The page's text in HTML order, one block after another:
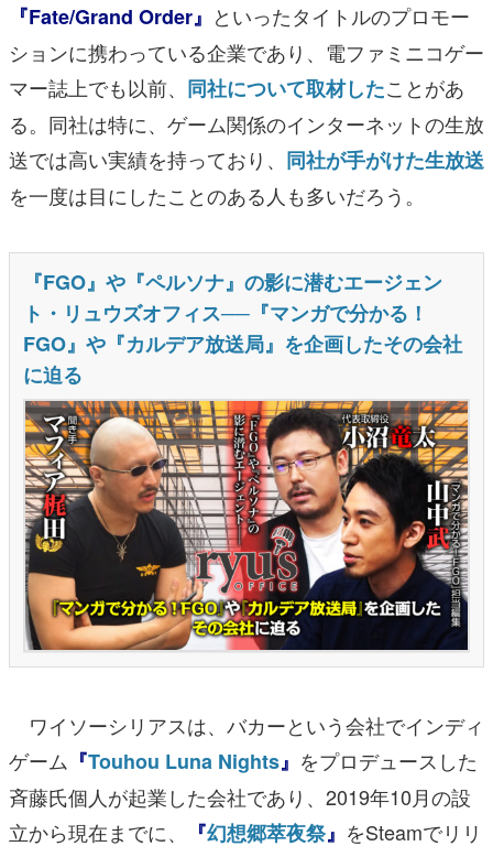
『Fate/Grand Order』 といったタイトルのプロモー
ションに携わっている企業であり、電ファミニコゲー
マー誌上でも以前、 同社について取材したことがあ
る。同社は特に、ゲーム関係のインターネットの生放
送では高い実績を持っており、 同社が手がけた生放送
を一度は目にしたことのある人も多いだろう。
ワイソーシリアスは、バカーという会社でインディ
ゲーム 『Touhou Luna Nights』 をプロデュースした
斉藤氏個人が起業した会社であり、2019年10月の設
立から現在までに、
『幻想郷萃夜祭』 をSteamでリリ